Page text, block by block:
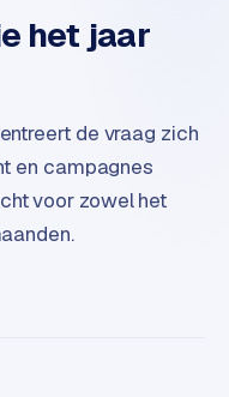
het jaar
de vraag zich
en campagnes
voor zowel het